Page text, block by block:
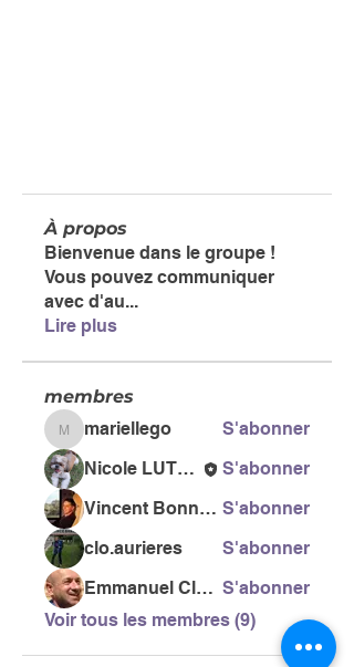
À propos
Bienvenue dans le groupe !
Vous pouvez communiquer
avec d'au...
Lire plus
membres
mariellego
mariellego
S'abonner
Nicole LUTSEN
S'abonner
Vincent Bonneau S'abonner
clo.aurieres
S'abonner
Emmanuel Clero S'abonner
Voir tous les membres (9)